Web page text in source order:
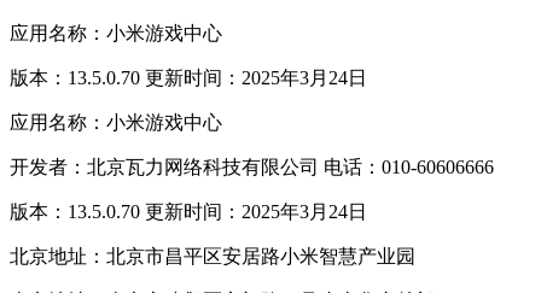
应用名称：小米游戏中心
版本：13.5.0.70 更新时间：2025年3月24日
应用名称：小米游戏中心
开发者：北京瓦力网络科技有限公司 电话：010-60606666
版本：13.5.0.70 更新时间：2025年3月24日
北京地址：北京市昌平区安居路小米智慧产业园